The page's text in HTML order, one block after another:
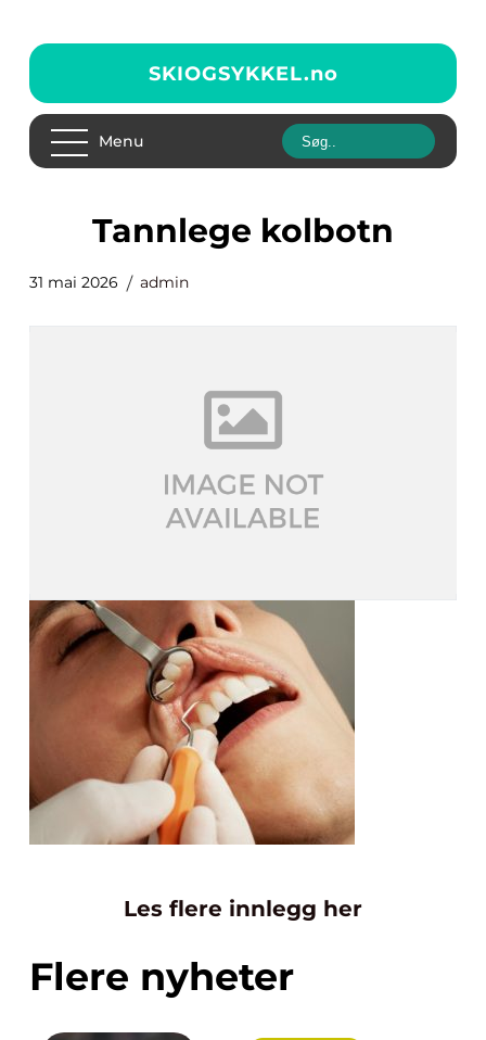
SKIOGSYKKEL.no
Menu
tannlege kolbotn
31 mai 2026 admin
Les flere innlegg her
Flere nyheter